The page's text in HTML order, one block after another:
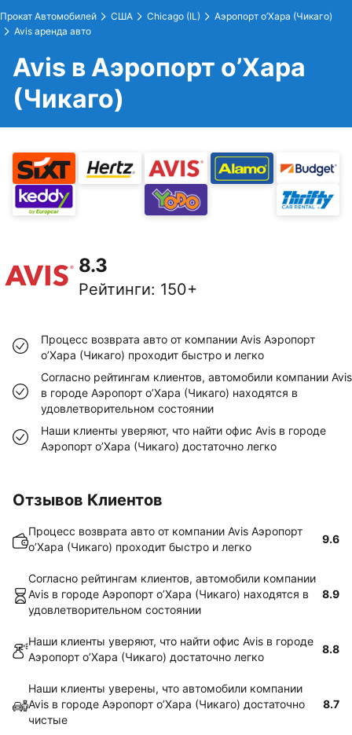
Прокат Автомобилей США Chicago (IL)
Аэропорт о’Хара (Чикаго)
Avis аренда авто
Avis в Аэропорт о’Хара
(Чикаго)
8.3
Рейтинги: 150+
Процесс возврата авто от компании Avis Аэропорт
о’Хара (Чикаго) проходит быстро и легко
Согласно рейтингам клиентов, автомобили компании Avis
в городе Аэропорт о’Хара (Чикаго) находятся в
удовлетворительном состоянии
Наши клиенты уверяют, что найти офис Avis в городе
Аэропорт о’Хара (Чикаго) достаточно легко
Отзывов Клиентов
Процесс возврата авто от компании Avis Аэропорт
о’Хара (Чикаго) проходит быстро и легко
9.6
Согласно рейтингам клиентов, автомобили компании
Avis в городе Аэропорт о’Хара (Чикаго) находятся в
удовлетворительном состоянии
8.9
Наши клиенты уверяют, что найти офис Avis в городе
Аэропорт о’Хара (Чикаго) достаточно легко
8.8
Наши клиенты уверены, что автомобили компании
Avis в городе Аэропорт о’Хара (Чикаго) достаточно
чистые
8.7